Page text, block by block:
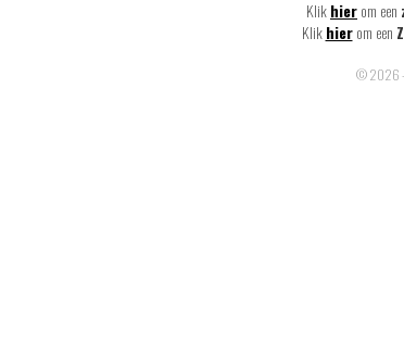
Klikhierom een
Klik hier om een
© 2026 -